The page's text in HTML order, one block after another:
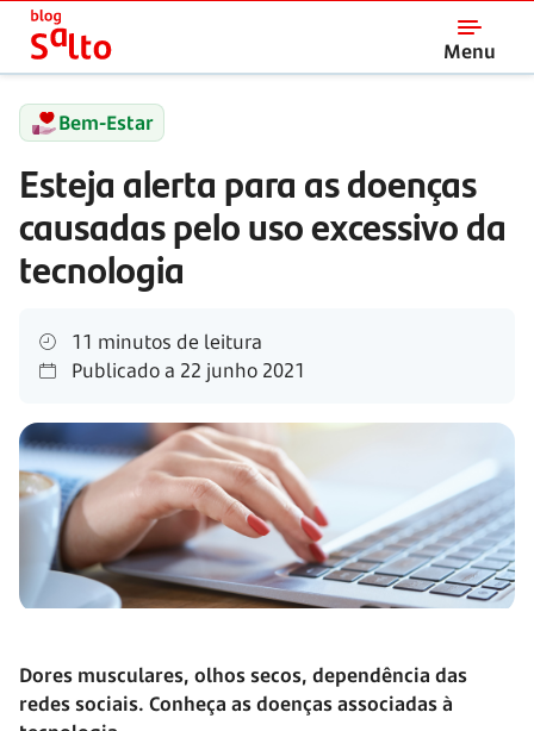
Menu
Salto
Bem-Estar
Esteja alerta para as doenças
causadas pelo uso excessivo da
tecnologia
11 minutos de leitura
Publicado a 22 junho 2021
Dores musculares, olhos secos, dependência das
redes sociais. Conheça as doenças associadas à